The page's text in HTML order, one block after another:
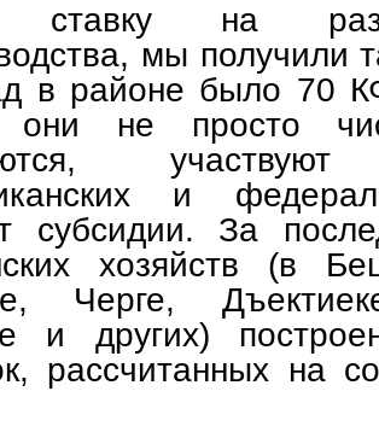
ставку на
мы получили
в районе было 70
они не просто
и
субсидии. За
хозяйств (в
Черге,
и других)
рассчитанных на